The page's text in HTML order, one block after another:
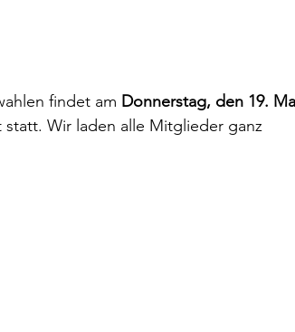
findet am Donnerstag, den 19.
statt. Wir laden alle Mitglieder ganz